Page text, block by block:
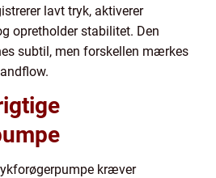
lavt tryk, aktiverer
opretholder stabilitet. Den
subtil, men forskellen mærkes
kræver